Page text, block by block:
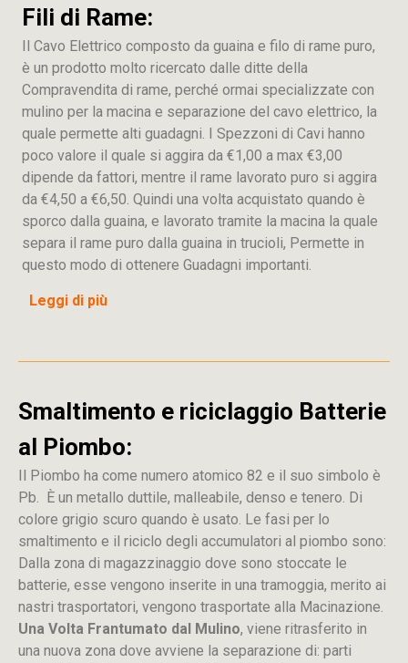
Fili di Rame:
Il Cavo Elettrico composto da guaina e filo di rame puro,
è un prodotto molto ricercato dalle ditte della
Compravendita di rame, perché ormai specializzate con
mulino per la macina e separazione del cavo elettrico, la
quale permette alti guadagni. I Spezzoni di Cavi hanno
poco valore il quale si aggira da €1,00 a max €3,00
dipende da fattori, mentre il rame lavorato puro si aggira
da €4,50 a €6,50. Quindi una volta acquistato quando è
sporco dalla guaina, e lavorato tramite la macina la quale
separa il rame puro dalla guaina in trucioli, Permette in
questo modo di ottenere Guadagni importanti.
Leggi di più
Smaltimento e riciclaggio Batterie
al Piombo:
Il Piombo ha come numero atomico 82 e il suo simbolo è
Pb. È un metallo duttile, malleabile, denso e tenero. Di
colore grigio scuro quando è usato. Le fasi per lo
smaltimento e il riciclo degli accumulatori al piombo sono:
Dalla zona di magazzinaggio dove sono stoccate le
batterie, esse vengono inserite in una tramoggia, merito ai
nastri trasportatori, vengono trasportate alla Macinazione.
Una Volta Frantumato dal Mulino, viene ritrasferito in
una nuova zona dove avviene la separazione di: parti